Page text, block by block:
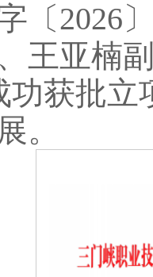
〔2026
王亚楠
功获批
。